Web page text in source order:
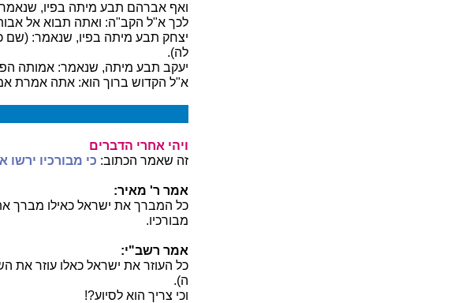
ואף אברהם תבע מיתה בפיו, שנאמר:
לכך א"ל הקב"ה: ואתה תבוא אל
יצחק תבע מיתה בפיו, שנאמר: (שם
לה).
יעקב תבע מיתה, שנאמר: אמותה
א"ל הקדוש ברוך הוא: אתה אמרת
ויהי אחרי הדברים
זה שאמר הכתוב: כי מבורכיו ירשו
אמר ר' מאיר:
כל המברך את ישראל כאילו מברך
מבורכיו.
אמר רשב"י:
כל העוזר את ישראל כאלו עוזר את
ה).
וכי צריך הוא לסיוע?!